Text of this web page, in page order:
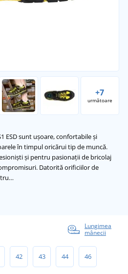
+7
următoare
ESD sunt ușoare, confortabile și
în timpul oricărui tip de muncă.
și pentru pasionații de bricolaj
Datorită orificiilor de
Lungimea
mânecii
42 43 44 46